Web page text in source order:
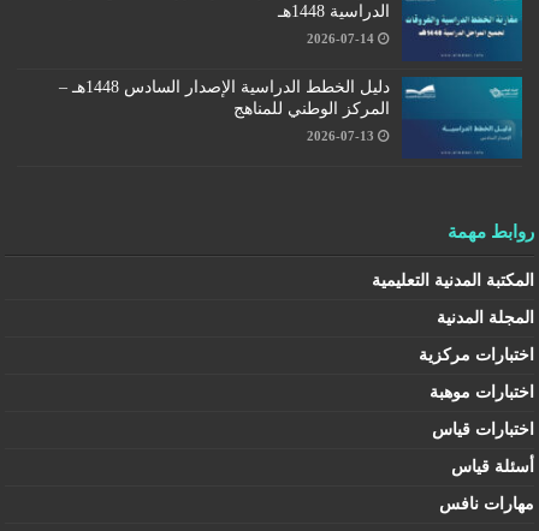
الدراسية 1448هـ
2026-07-14
دليل الخطط الدراسية الإصدار السادس 1448هـ –
المركز الوطني للمناهج
2026-07-13
روابط مهمة
المكتبة المدنية التعليمية
المجلة المدنية
اختبارات مركزية
اختبارات موهبة
اختبارات قياس
أسئلة قياس
مهارات نافس